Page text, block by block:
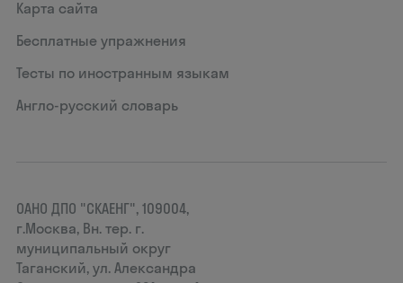
Карта сайта
Бесплатные упражнения
Тесты по иностранным языкам
Англо-русский словарь
ОАНО ДПО "СКАЕНГ", 109004,
г.Москва, Вн. тер. г.
муниципальный округ
Таганский, ул. Александра